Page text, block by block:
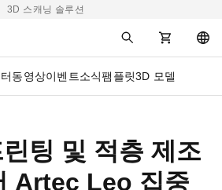
3D 스캐닝 솔루션
동영상이벤트소식팸플릿3D 모델
팅 및 적층 제조
Artec Leo 집중